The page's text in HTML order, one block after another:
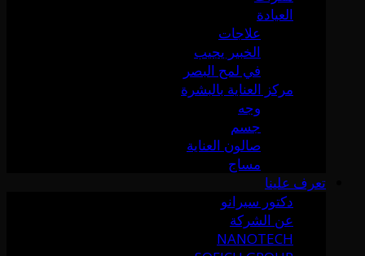
العيادة
علاجات
الخبير يجيب
في لمح البصر
مركز العناية بالبشرة
وجه
جسم
صالون العناية
مساج
تعرف علينا
دكتور سيرانو
عن الشركة
NANOTECH